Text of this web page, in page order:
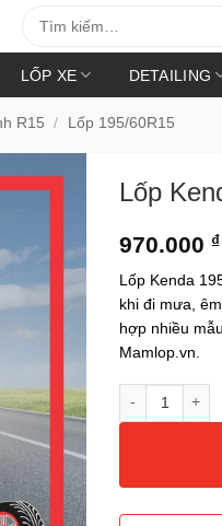
kiếm:
LỐP XE DETAILING
R15 / Lốp 195/60R15
Lốp
970.000 ₫
Lốp Kenda
khi đi mưa,
hợp nhiều
Mamlop.vn.